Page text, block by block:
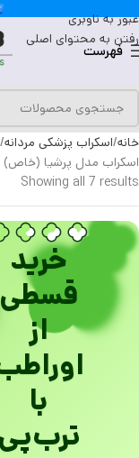
عبور به ناوبری
رفتن به محتوای اصلی
فهرست
خانه اسکراب پزشکی مردانه
اسکراب مدل پرشیا (خاص)
Showing all 7 results
خرید
قسطی
از
با
ترب‌پی